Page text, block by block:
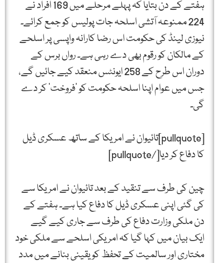
ہفتے کے دن بتایا کہ پہلے مرحلے میں 169 افراد نے
224 ممنوعہ آتشی اسلحہ جات پولیس کو جمع کرائے۔
نیوزی لینڈ کی حکومت اس رضا کارانہ واپسی پر اسلحے
کے مالکان کو رقوم بھی دے رہی ہے۔ رواں برس کے
دوران اس طرح کے 258 ایونٹس منعقد کیے جائیں گے،
جس میں عوام اپنا اسلحہ حکومت کو ’فروخت‘ کر دے
گی۔
[pullquote]تائیوان نے امریکا کے ساتھ عسکری ڈیل
کا دفاع کر دیا[/pullquote]
چین کی طرف سے تنقید کے بعد تائیوان نے امریکا سے
کی گئی اپنی عسکری ڈیل کا دفاع کیا ہے۔ ہفتے کے
دن ملکی وزارت دفاع کی طرف سے جاری کیے گیے
ایک بیان میں کہا گیا کہ امریکی اسلحے سے ملکی خود
مختاری اور سالمیت کے تحفظ کو یقینی بنانے میں مدد